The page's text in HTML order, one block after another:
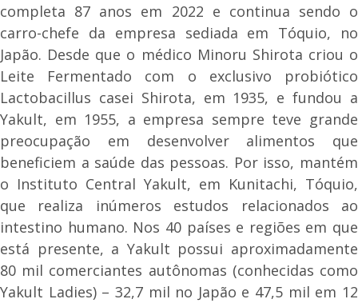
completa 87 anos em 2022 e continua sendo o
carro-chefe da empresa sediada em Tóquio, no
Japão. Desde que o médico Minoru Shirota criou o
Leite Fermentado com o exclusivo probiótico
Lactobacillus casei Shirota, em 1935, e fundou a
Yakult, em 1955, a empresa sempre teve grande
preocupação em desenvolver alimentos que
beneficiem a saúde das pessoas. Por isso, mantém
o Instituto Central Yakult, em Kunitachi, Tóquio,
que realiza inúmeros estudos relacionados ao
intestino humano. Nos 40 países e regiões em que
está presente, a Yakult possui aproximadamente
80 mil comerciantes autônomas (conhecidas como
Yakult Ladies) – 32,7 mil no Japão e 47,5 mil em 12